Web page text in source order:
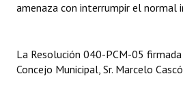
Proyectos Presentados
Dictámenes Asesoría Letrada
amenaza con interrumpir el normal
La Resolución 040-PCM-05
Concejo Municipal, Sr. Marcelo